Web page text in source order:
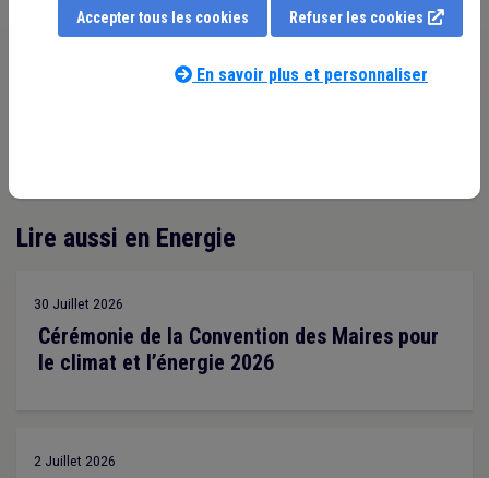
Marianne Duquesne, Conseillère experte à l'Union des
Villes et Communes de Wallonie
Conseiller(e)(s) / personne(s) de contact
: Marianne Duquesne - Géraldine Dupont -
Lire aussi en Energie
30 Juillet 2026
Cérémonie de la Convention des Maires pour
le climat et l’énergie 2026
2 Juillet 2026
Accepter tous les cookies Refuser les cookies
En savoir plus et personnaliser